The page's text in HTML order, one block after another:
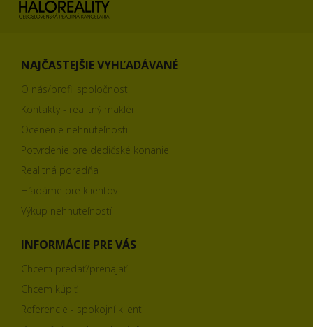
NAJČASTEJŠIE VYHĽADÁVANÉ
O nás/profil spoločnosti
Kontakty - realitný makléri
Ocenenie nehnuteľnosti
Potvrdenie pre dedičské konanie
Realitná poradňa
Hľadáme pre klientov
Výkup nehnuteľností
INFORMÁCIE PRE VÁS
Chcem predať/prenajať
Chcem kúpiť
Referencie - spokojní klienti